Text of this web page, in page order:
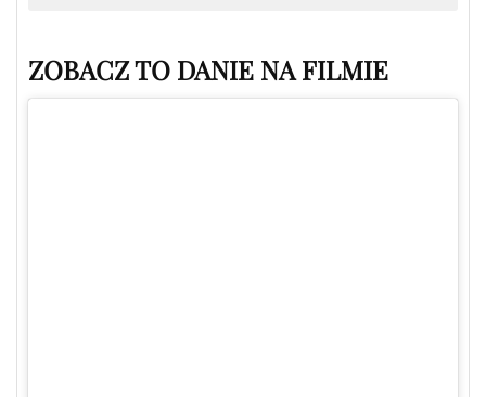
ZOBACZ TO DANIE NA FILMIE